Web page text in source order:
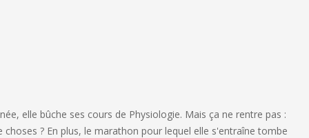
elle bûche ses cours de Physiologie. Mais ça ne rentre pas :
? En plus, le marathon pour lequel elle s'entraîne tombe